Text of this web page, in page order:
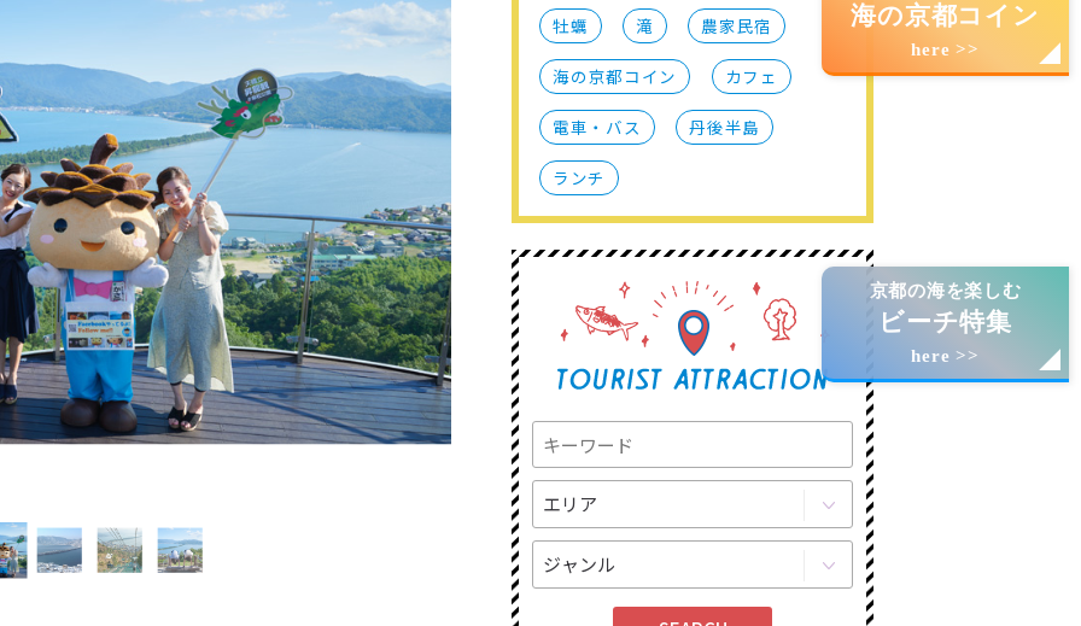
海の京都コイン
here >>
京都の海を楽しむ
ビーチ特集
here >>
牡蠣 滝 農家民宿
海の京都コイン カフェ
電車・バス 丹後半島
ランチ